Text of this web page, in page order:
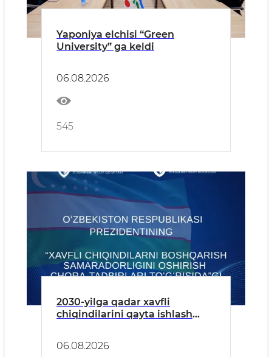
Yaponiya elchisi “Green
University” ga keldi
06.08.2026
545
2030-yilga qadar xavfli
chiqindilarini qayta ishlash
boʻyicha Prezident qarori
06.08.2026